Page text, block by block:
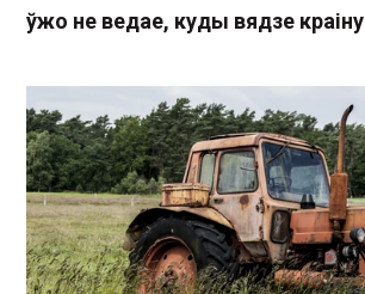
ўжо не ведае, куды вядзе краіну